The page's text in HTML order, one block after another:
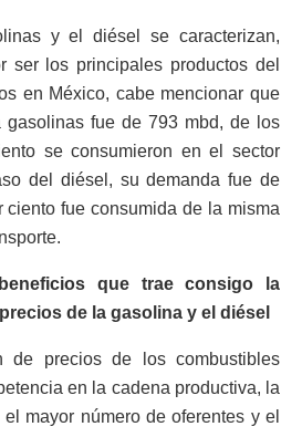
y el diésel se caracterizan,
ser los principales productos del
en México, cabe mencionar que
gasolinas fue de 793 mbd, de los
se consumieron en el sector
del diésel, su demanda fue de
ciento fue consumida de la misma
que trae consigo la
de la gasolina y el diésel
de precios de los combustibles
en la cadena productiva, la
mayor número de oferentes y el